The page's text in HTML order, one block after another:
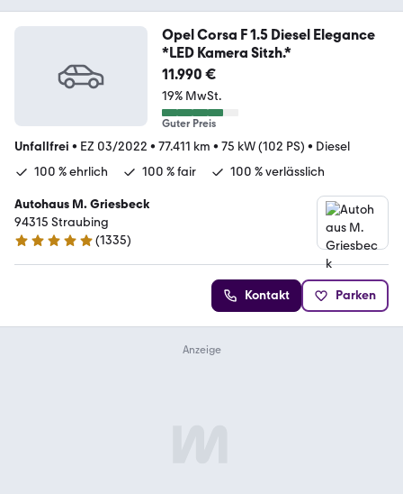
Opel Corsa F 1.5 Diesel Elegance
*LED Kamera Sitzh.*
11.990 €
19% MwSt.
Guter Preis
Unfallfrei • EZ 03/2022 • 77.411 km • 75 kW (102 PS) • Diesel
100 % ehrlich
100 % fair 100 % verlässlich
Autohaus M. Griesbeck
94315 Straubing
4.9 Sterne
(1335)
Kontakt Parken